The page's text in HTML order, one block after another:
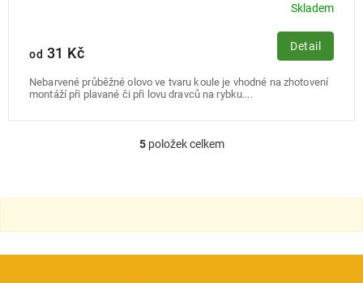
Skladem
od 31 Kč Detail
Nebarvené průběžné olovo ve tvaru koule je vhodné na zhotovení
montáží při plavané či při lovu dravců na rybku....
O
á
a
í
5položek celkem